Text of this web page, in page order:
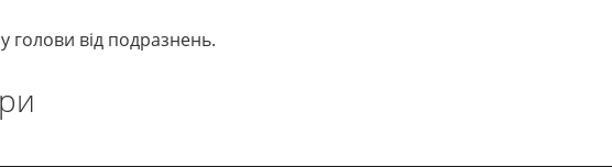
голови від подразнень.